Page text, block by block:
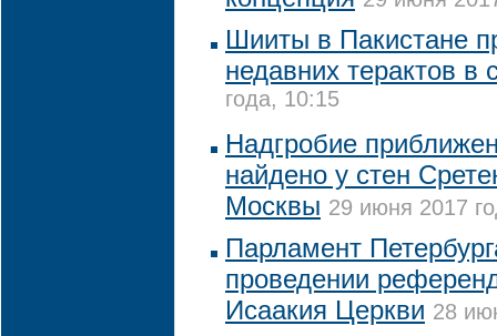
Шииты в Пакистане
недавних терактов в
года, 10:15
Надгробие
найдено у стен
Москвы 29 июня 2017
Парламент
проведении
Исаакия Церкви 28